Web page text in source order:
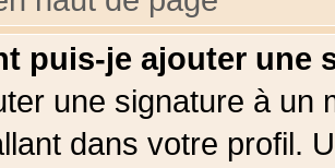
puis-je ajouter une
une signature à un
dans votre profil.